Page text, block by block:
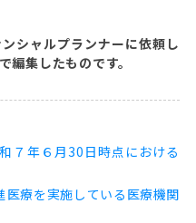
シャルプランナーに依頼し
編集したものです。
７年６月30日時点における
医療を実施している医療機関